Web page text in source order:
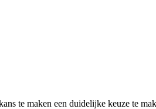
te maken een duidelijke keuze te